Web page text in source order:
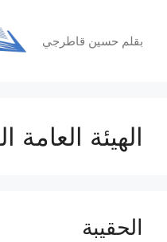
المحتوىبقلم حسين قاطرجي
الهيئة العامة
الحقيبة